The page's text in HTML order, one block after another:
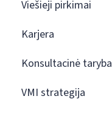
Viešieji pirkimai
Karjera
Konsultacinė taryba
VMI strategija